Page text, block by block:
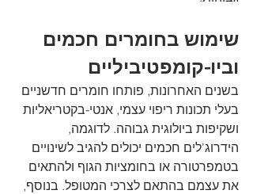
שימוש בחומרים חכמים
וביו-קומפטיביליים
בשנים האחרונות, פותחו חומרים חדשניים
בעלי תכונות ריפוי עצמי, אנטי-בקטריאליות
ושקיפות ביולוגית גבוהה. לדוגמה,
הידרוג'לים חכמים יכולים להגיב לשינויים
בטמפרטורה או בחומציות הגוף ולהתאים
את עצמם בהתאם לצרכי המטופל. בנוסף,